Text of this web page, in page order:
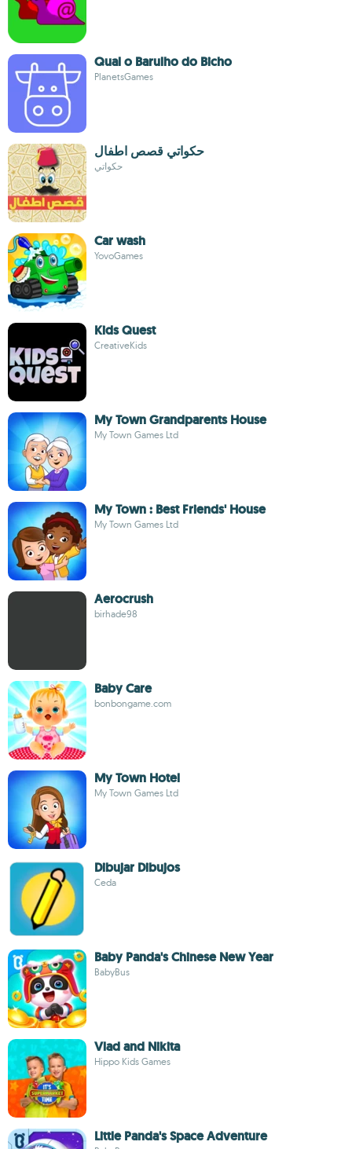
Qual o Barulho do Bicho
PlanetsGames
حكواتي قصص اطفال
حكواتي
Car wash
YovoGames
Kids Quest
CreativeKids
My Town Grandparents House
My Town Games Ltd
My Town : Best Friends' House
My Town Games Ltd
Aerocrush
birhade98
Baby Care
bonbongame.com
My Town Hotel
My Town Games Ltd
Dibujar Dibujos
Ceda
Baby Panda's Chinese New Year
BabyBus
Vlad and Nikita
Hippo Kids Games
Little Panda's Space Adventure